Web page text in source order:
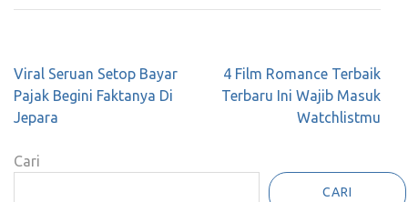
Navigasi
pos
Viral Seruan Setop Bayar
Pajak Begini Faktanya Di
Jepara
4 Film Romance Terbaik
Terbaru Ini Wajib Masuk
Watchlistmu
Cari
CARI